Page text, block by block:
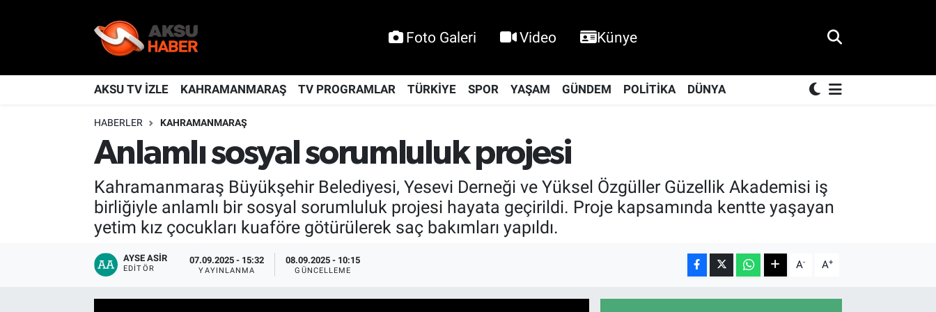
Foto Galeri Video Künye
AKSU TV İZLE KAHRAMANMARAŞ TV PROGRAMLAR TÜRKİYE SPOR YAŞAM GÜNDEM POLİTİKA DÜNYA
HABERLER KAHRAMANMARAŞ
Anlamlı sosyal sorumluluk projesi
Kahramanmaraş Büyükşehir Belediyesi, Yesevi Derneği ve Yüksel Özgüller Güzellik Akademisi iş
birliğiyle anlamlı bir sosyal sorumluluk projesi hayata geçirildi. Proje kapsamında kentte yaşayan
yetim kız çocukları kuaföre götürülerek saç bakımları yapıldı.
AYSE ASIR
EDITÖR
07.09.2025 - 15:32
YAYINLANMA
08.09.2025 - 10:15
GÜNCELLEME A- A+
KAHRAMANMARAŞ
Nöbetçi Eczaneler
Hava Durumu
Kahramanmaraş Namaz Vakitleri
Trafik Durumu
TFF 2.Lig Kırmızı Grup Puan Durumu ve Fikstür
Tüm Manşetler
Son Dakika Haberleri
Haber Arşivi